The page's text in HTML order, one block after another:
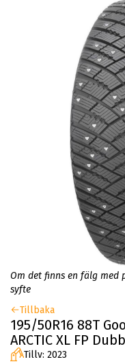
Om det finns en fälg
syfte
Tillbaka
195/50R16 88T
ARCTIC XL FP
Tillv: 2023